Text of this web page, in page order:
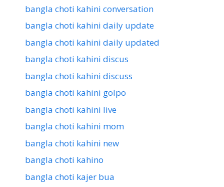
bangla choti kahini conversation
bangla choti kahini daily update
bangla choti kahini daily updated
bangla choti kahini discus
bangla choti kahini discuss
bangla choti kahini golpo
bangla choti kahini live
bangla choti kahini mom
bangla choti kahini new
bangla choti kahino
bangla choti kajer bua